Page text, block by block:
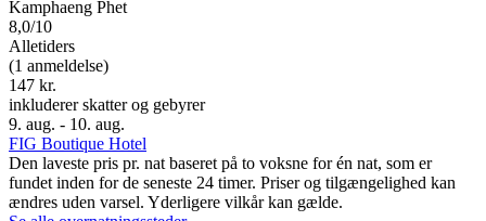
Kamphaeng Phet
8,0/10
Alletiders
(1 anmeldelse)
147 kr.
inkluderer skatter og gebyrer
9. aug. - 10. aug.
FIG Boutique Hotel
Den laveste pris pr. nat baseret på to voksne for én nat, som er
fundet inden for de seneste 24 timer. Priser og tilgængelighed kan
ændres uden varsel. Yderligere vilkår kan gælde.